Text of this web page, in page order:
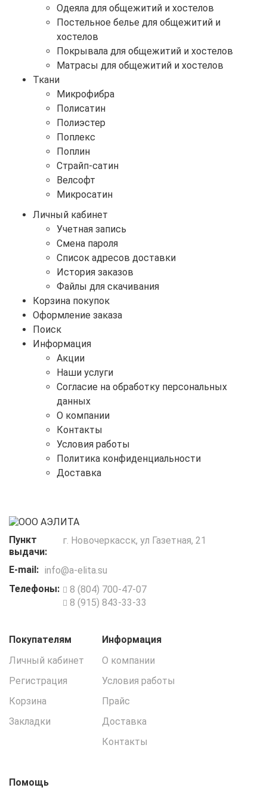
Одеяла для общежитий и хостелов
Постельное белье для общежитий и
хостелов
Покрывала для общежитий и хостелов
Матрасы для общежитий и хостелов
Ткани
Микрофибра
Полисатин
Полиэстер
Поплекс
Поплин
Страйп-сатин
Велсофт
Микросатин
Личный кабинет
Учетная запись
Смена пароля
Список адресов доставки
История заказов
Файлы для скачивания
Корзина покупок
Оформление заказа
Поиск
Информация
Акции
Наши услуги
Согласие на обработку персональных
данных
О компании
Контакты
Условия работы
Политика конфиденциальности
Доставка
Пункт
выдачи:
г. Новочеркасск, ул Газетная, 21
E-mail: info@a-elita.su
Телефоны:
8 (804) 700-47-07
8 (915) 843-33-33
Покупателям
Личный кабинет
Регистрация
Корзина
Закладки
Информация
О компании
Условия работы
Прайс
Доставка
Контакты
Помощь